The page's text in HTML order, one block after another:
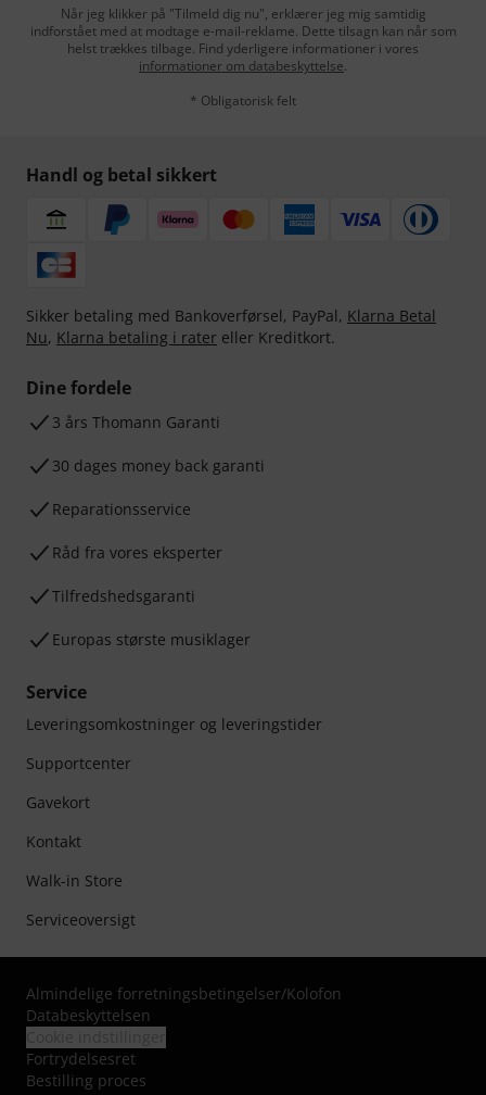
Når jeg klikker på "Tilmeld dig nu", erklærer jeg mig samtidig
indforstået med at modtage e-mail-reklame. Dette tilsagn kan når som
helst trækkes tilbage. Find yderligere informationer i vores
informationer om databeskyttelse.
* Obligatorisk felt
Handl og betal sikkert
Sikker betaling med Bankoverførsel, PayPal, Klarna Betal
Nu, Klarna betaling i rater eller Kreditkort.
Dine fordele
3 års Thomann Garanti
30 dages money back garanti
Reparationsservice
Råd fra vores eksperter
Tilfredshedsgaranti
Europas største musiklager
Service
Leveringsomkostninger og leveringstider
Supportcenter
Gavekort
Kontakt
Walk-in Store
Serviceoversigt
Almindelige forretningsbetingelser/Kolofon
Databeskyttelsen
Fortrydelsesret
Bestilling proces